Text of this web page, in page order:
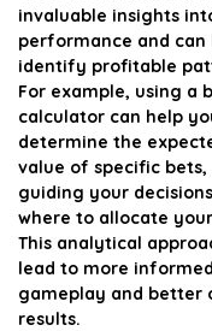
invaluable insights
performance and can
identify profitable
For example, using a
calculator can help
determine the
value of specific bets,
guiding your
where to allocate
This analytical
lead to more informed
gameplay and better
results.